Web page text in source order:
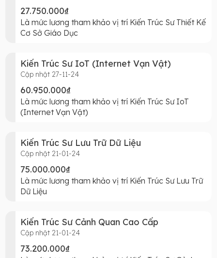
27.750.000₫
Là mức lương tham khảo vị trí Kiến Trúc Sư Thiết Kế
Cơ Sở Giáo Dục
Kiến Trúc Sư IoT (Internet Vạn Vật)
Cập nhật 27-11-24
60.950.000₫
Là mức lương tham khảo vị trí Kiến Trúc Sư IoT
(Internet Vạn Vật)
Kiến Trúc Sư Lưu Trữ Dữ Liệu
Cập nhật 21-01-24
75.000.000₫
Là mức lương tham khảo vị trí Kiến Trúc Sư Lưu Trữ
Dữ Liệu
Kiến Trúc Sư Cảnh Quan Cao Cấp
Cập nhật 21-01-24
73.200.000₫